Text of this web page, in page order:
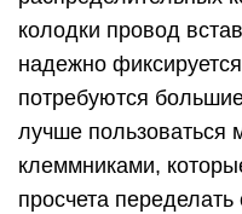
колодки провод
надежно
потребуются
лучше пользоваться
клеммниками,
просчета